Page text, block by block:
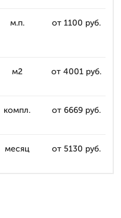
м.п. от 1100 руб.
м2 от 4001 руб.
компл. от 6669 руб.
месяц от 5130 руб.